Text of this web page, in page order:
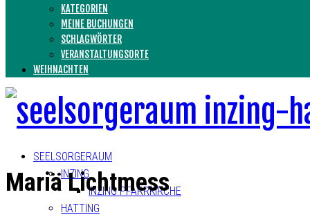
KATEGORIEN
MEINE BUCHUNGEN
SCHLAGWÖRTER
VERANSTALTUNGSORTE
WEIHNACHTEN
SEELSORGERAUM
INZING
INZING PFARRKIRCHE
HATTING
Mariä Lichtmess